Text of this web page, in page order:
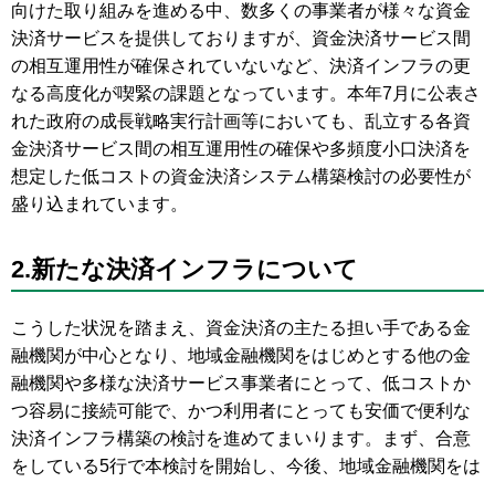
向けた取り組みを進める中、数多くの事業者が様々な資金
決済サービスを提供しておりますが、資金決済サービス間
の相互運用性が確保されていないなど、決済インフラの更
なる高度化が喫緊の課題となっています。本年7月に公表さ
れた政府の成長戦略実行計画等においても、乱立する各資
金決済サービス間の相互運用性の確保や多頻度小口決済を
想定した低コストの資金決済システム構築検討の必要性が
盛り込まれています。
2.新たな決済インフラについて
こうした状況を踏まえ、資金決済の主たる担い手である金
融機関が中心となり、地域金融機関をはじめとする他の金
融機関や多様な決済サービス事業者にとって、低コストか
つ容易に接続可能で、かつ利用者にとっても安価で便利な
決済インフラ構築の検討を進めてまいります。まず、合意
をしている5行で本検討を開始し、今後、地域金融機関をは